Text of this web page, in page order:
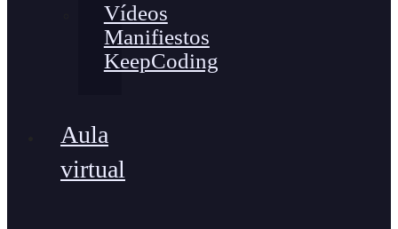
Vídeos
Manifiestos
KeepCoding
Aula
virtual